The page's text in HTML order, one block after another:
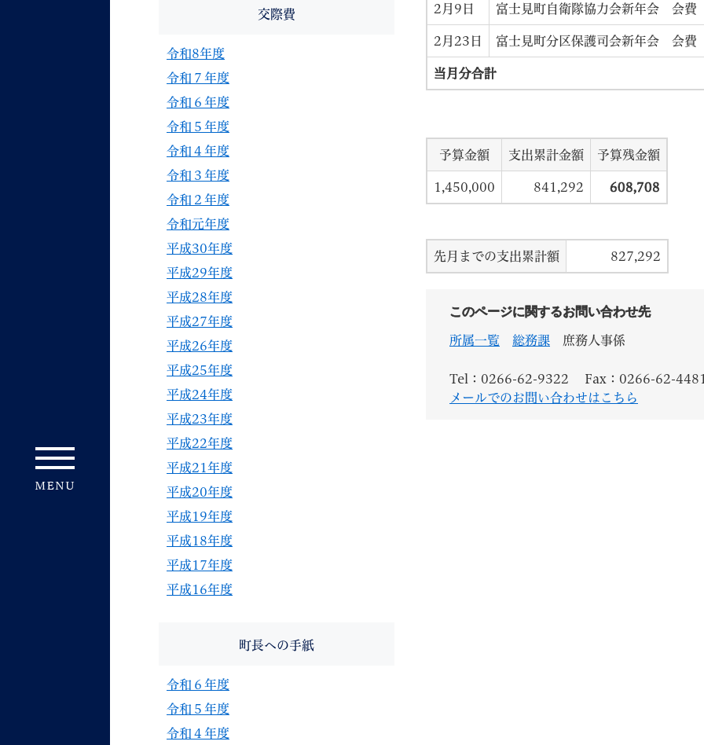
音声読み上げ 文字サイズ 標準 拡大 ページを一時保存す
携帯サイト
2月9日 富士見町自衛隊協力会新年会 会費
2月23日 富士見町分区保護司会新
当月分合計
予算金額 支出累計金額 予算残金額
1,450,000 841,292 608,708
先月までの支出累計額 827,292
このページに関するお問い合わせ先
所属一覧 総務課 庶務人事係
Tel：0266-62-9322
Fax：0266-62-
メールでのお問い合わせはこちら
交際費
令和8年度
令和７年度
令和６年度
令和５年度
令和４年度
令和３年度
令和２年度
令和元年度
平成30年度
平成29年度
平成28年度
平成27年度
平成26年度
平成25年度
平成24年度
平成23年度
平成22年度
平成21年度
平成20年度
平成19年度
平成18年度
平成17年度
平成16年度
町長への手紙
令和６年度
令和５年度
令和４年度